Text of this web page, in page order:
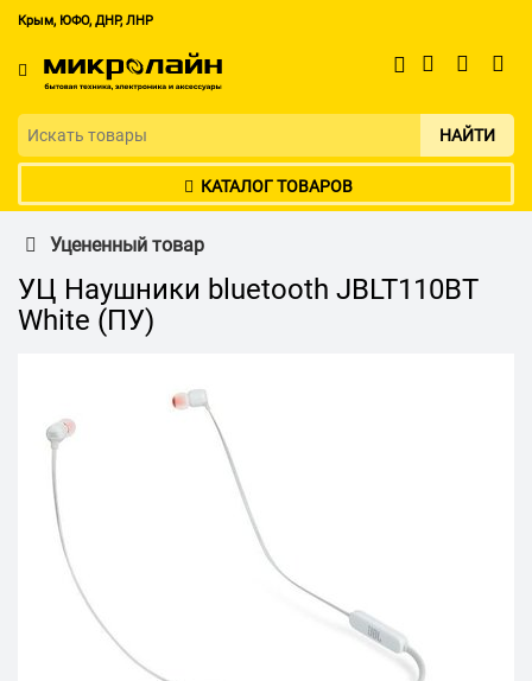
Крым, ЮФО, ДНР, ЛНР
НАЙТИ
КАТАЛОГ ТОВАРОВ
Уцененный товар
УЦ Наушники bluetooth JBLT110BT
White (ПУ)